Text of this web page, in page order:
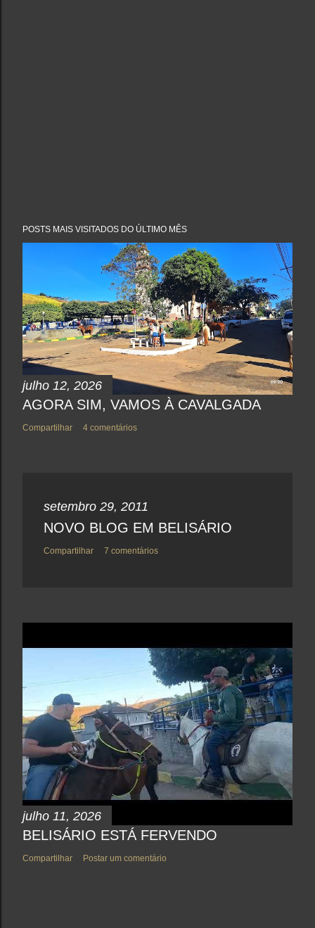
POSTS MAIS VISITADOS DO ÚLTIMO MÊS
julho 12, 2026
AGORA SIM, VAMOS À CAVALGADA
Compartilhar 4 comentários
setembro 29, 2011
NOVO BLOG EM BELISÁRIO
Compartilhar 7 comentários
julho 11, 2026
BELISÁRIO ESTÁ FERVENDO
Compartilhar Postar um comentário